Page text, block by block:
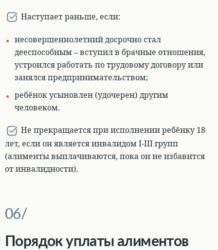
Наступает раньше, если:
несовершеннолетний досрочно стал
дееспособным– вступил в брачные отношения,
устроился работать по трудовому договору или
занялся предпринимательством;
ребёнок усыновлен (удочерен) другим
человеком.
Не прекращается при исполнении ребёнку 18
лет, если он является инвалидом I-III групп
(алименты выплачиваются, пока он не избавится
от инвалидности).
Порядок уплаты алиментов